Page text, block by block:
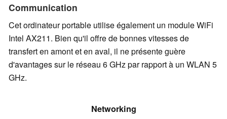
Communication
Cet ordinateur portable utilise également un module WiFi
Intel AX211. Bien qu'il offre de bonnes vitesses de
transfert en amont et en aval, il ne présente guère
d'avantages sur le réseau 6 GHz par rapport à un WLAN 5
GHz.
Networking